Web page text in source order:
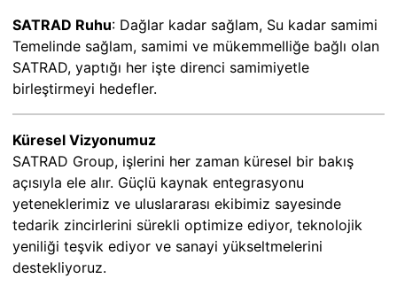
SATRAD Ruhu: Dağlar kadar sağlam, Su kadar samimi
Temelinde sağlam, samimi ve mükemmelliğe bağlı olan
SATRAD, yaptığı her işte direnci samimiyetle
birleştirmeyi hedefler.
Küresel Vizyonumuz
SATRAD Group, işlerini her zaman küresel bir bakış
açısıyla ele alır. Güçlü kaynak entegrasyonu
yeteneklerimiz ve uluslararası ekibimiz sayesinde
tedarik zincirlerini sürekli optimize ediyor, teknolojik
yeniliği teşvik ediyor ve sanayi yükseltmelerini
destekliyoruz.